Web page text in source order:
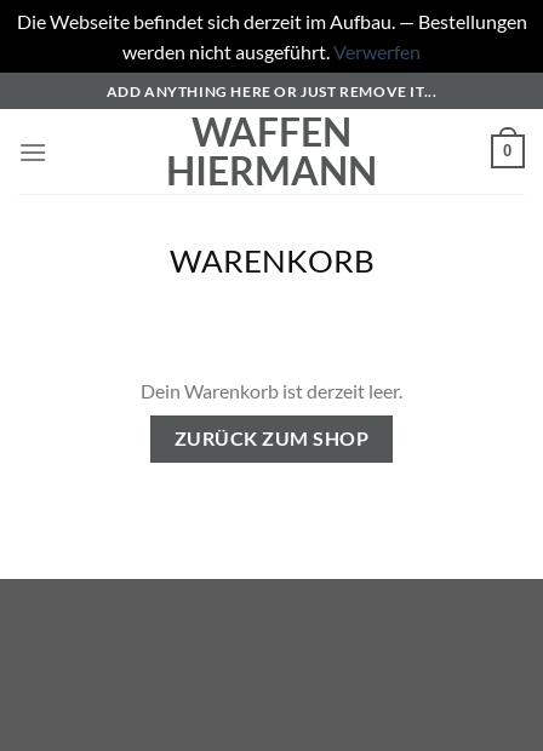
Die Webseite befindet sich derzeit im Aufbau. — Bestellungen
werden nicht ausgeführt.Verwerfen
Inhalt
springen
ADD ANYTHING HERE OR JUST REMOVE IT...
WAFFEN
HIERMANN
0
WARENKORB
Dein Warenkorb ist derzeit leer.
ZURÜCK ZUM SHOP